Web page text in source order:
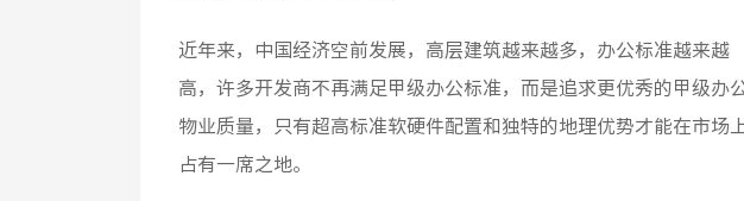
近年来，中国经济空前发展，高层建筑越来越多，办公标准越来越
高，许多开发商不再满足甲级办公标准，而是追求更优秀的甲级办
物业质量，只有超高标准软硬件配置和独特的地理优势才能在市场
占有一席之地。